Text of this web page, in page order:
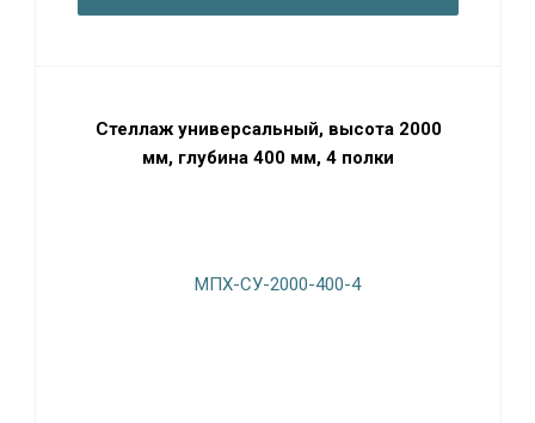
Стеллаж универсальный, высота 2000
мм, глубина 400 мм, 4 полки